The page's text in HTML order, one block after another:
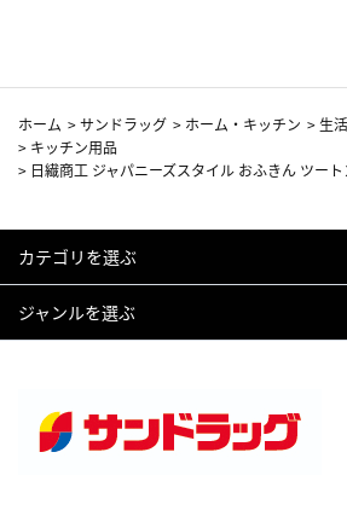
ホーム >サンドラッグ > ホーム・キッチン > 生
> キッチン用品
> 日繊商工 ジャパニーズスタイル おふきん ツー
カテゴリを選ぶ
ジャンルを選ぶ